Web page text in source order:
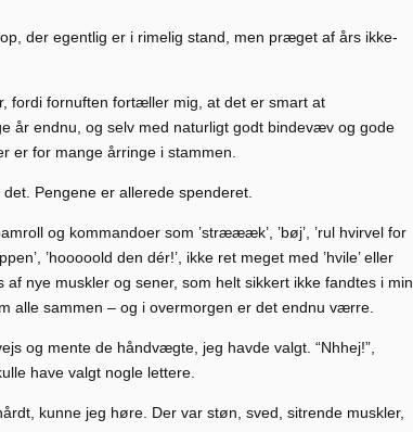
der egentlig er i rimelig stand, men præget af års ikke-
fordi fornuften fortæller mig, at det er smart at
år endnu, og selv med naturligt godt bindevæv og gode
er for mange årringe i stammen.
Pengene er allerede spenderet.
og kommandoer som ’stræææk’, ’bøj’, ’rul hvirvel for
’hooooold den dér!’, ikke ret meget med ’hvile’ eller
af nye muskler og sener, som helt sikkert ikke fandtes i min
alle sammen – og i overmorgen er det endnu værre.
og mente de håndvægte, jeg havde valgt. “Nhhej!”,
have valgt nogle lettere.
kunne jeg høre. Der var støn, sved, sitrende muskler,